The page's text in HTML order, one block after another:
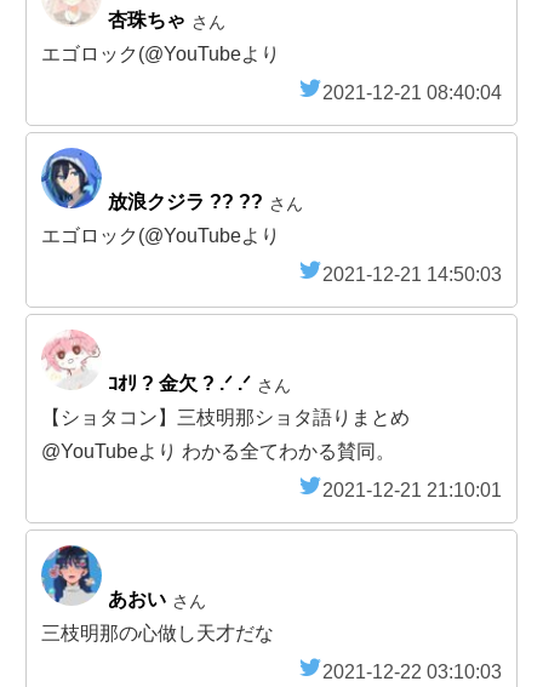
杏珠ちゃ さん
エゴロック(@YouTubeより
2021-12-21 08:40:04
放浪クジラ ?? ?? さん
エゴロック(@YouTubeより
2021-12-21 14:50:03
ｺｵﾘ ? 金欠 ? .ᐟ .ᐟ さん
【ショタコン】三枝明那ショタ語りまとめ
@YouTubeより わかる全てわかる賛同。
2021-12-21 21:10:01
あおい さん
三枝明那の心做し天才だな
2021-12-22 03:10:03